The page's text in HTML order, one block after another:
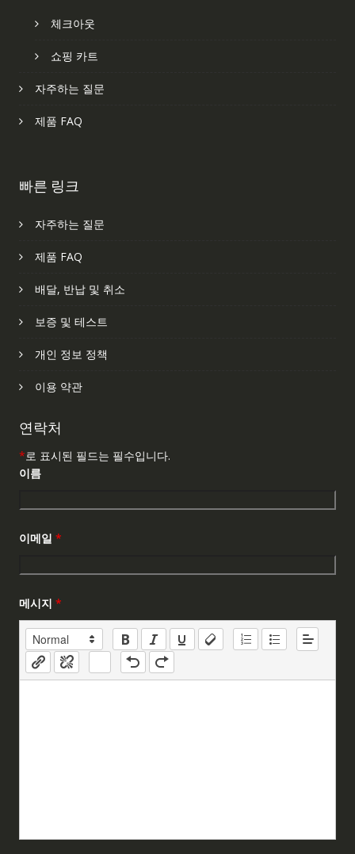
체크아웃
쇼핑 카트
자주하는 질문
제품 FAQ
빠른 링크
자주하는 질문
제품 FAQ
배달, 반납 및 취소
보증 및 테스트
개인 정보 정책
이용 약관
연락처
*로 표시된 필드는 필수입니다.
이름
이메일 *
메시지 *